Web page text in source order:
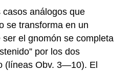
análogos que
se transforma en un
el gnomón se completa
por los dos
(líneas Obv. 3—10). El